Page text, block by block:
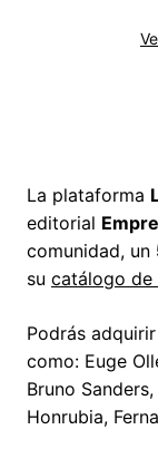
La plataforma
editorial
comunidad, un
su catálogo de
Podrás
como: Euge
Bruno
Honrubia,